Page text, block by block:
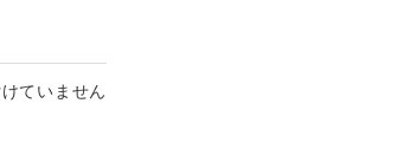
ていません